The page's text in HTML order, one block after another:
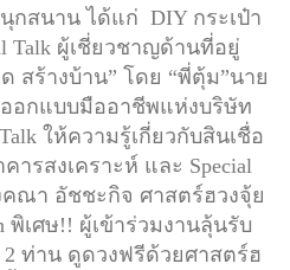
สนาน ได้แก่  DIY กระเป๋า
Talk ผู้เชี่ยวชาญด้านที่อยู่
สร้างบ้าน” โดย “พี่ตุ้ม”นาย
กแบบมืออาชีพแห่งบริษัท
ให้ความรู้เกี่ยวกับสินเชื่อ
ารสงเคราะห์ และ Special
คณา อัชชะกิจ ศาสตร์ฮวงจุ้ย
พิเศษ!! ผู้เข้าร่วมงานลุ้นรับ
2 ท่าน ดูดวงฟรีด้วยศาสตร์ฮ